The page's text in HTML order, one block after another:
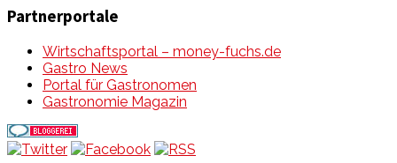
Partnerportale
Wirtschaftsportal – money-fuchs.de
Gastro News
Portal für Gastronomen
Gastronomie Magazin